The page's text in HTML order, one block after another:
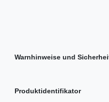
Warnhinweise und
Produktidentifikator